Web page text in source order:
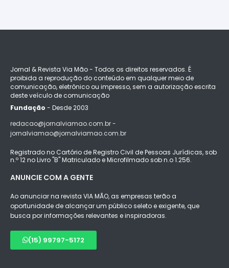
Jornal & Revista Via Mão - Todos os direitos reservados. É
proibida a reprodução do conteúdo em qualquer meio de
comunicação, eletrônico ou impresso, sem a autorização escrita
deste veículo de comunicação
Fundação - Desde 2003
redacao@jornalviamao.com.br -
jornalviamao@jornalviamao.com.br
Registrado no Cartório de Registro Civil de Pessoas Jurídicas, sob
n.º 12 no Livro "B" Matriculado e Microfilmado sob n.o 1.256.
ANUNCIE COM A GENTE
Ao anunciar na revista VIA MÃO, as empresas terão a
oportunidade de alcançar um público seleto e exigente, que
busca por informações relevantes e inspiradoras.
(15) 99797-5172